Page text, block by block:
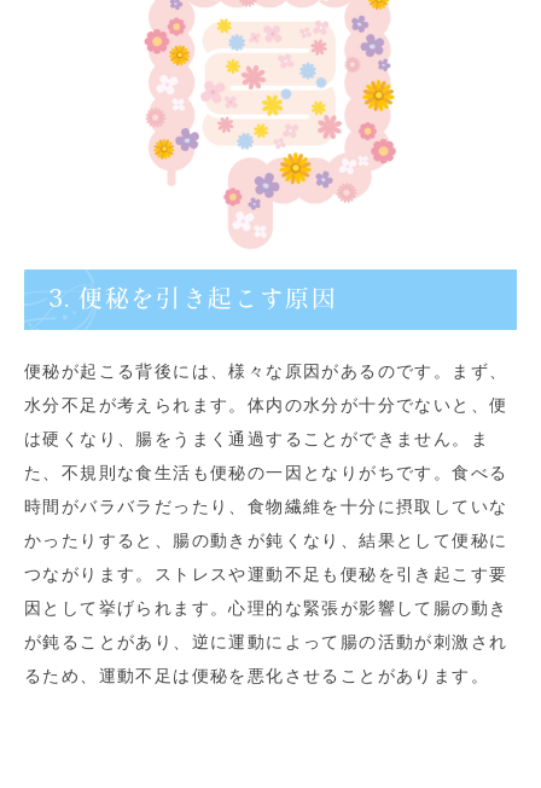
3. 便秘を引き起こす原因
便秘が起こる背後には、様々な原因があるのです。まず、
水分不足が考えられます。体内の水分が十分でないと、便
は硬くなり、腸をうまく通過することができません。ま
た、不規則な食生活も便秘の一因となりがちです。食べる
時間がバラバラだったり、食物繊維を十分に摂取していな
かったりすると、腸の動きが鈍くなり、結果として便秘に
つながります。ストレスや運動不足も便秘を引き起こす要
因として挙げられます。心理的な緊張が影響して腸の動き
が鈍ることがあり、逆に運動によって腸の活動が刺激され
るため、運動不足は便秘を悪化させることがあります。